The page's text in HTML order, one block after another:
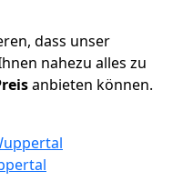
dass unser
nahezu alles zu
anbieten können.